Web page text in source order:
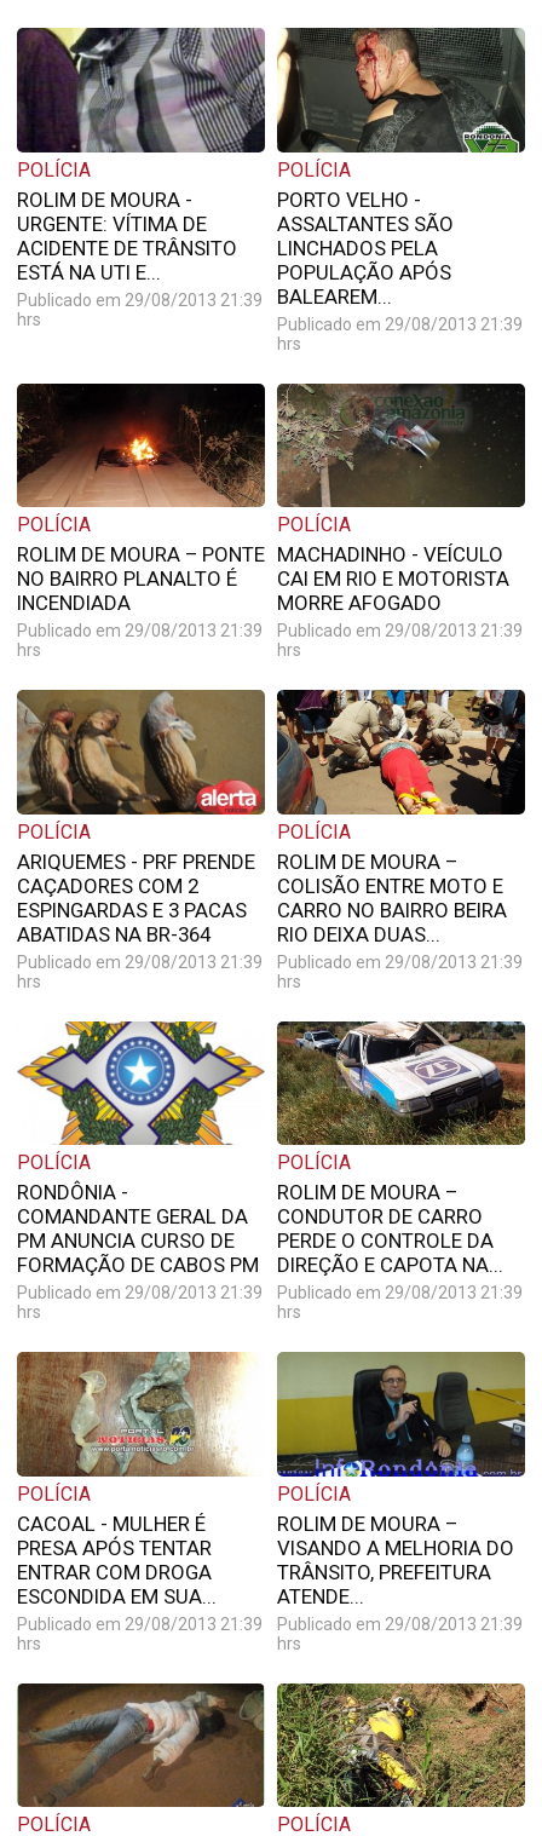
POLÍCIA
ROLIM DE MOURA -
URGENTE: VÍTIMA DE
ACIDENTE DE TRÂNSITO
ESTÁ NA UTI E...
Publicado em 29/08/2013 21:39
hrs
POLÍCIA
PORTO VELHO -
ASSALTANTES SÃO
LINCHADOS PELA
POPULAÇÃO APÓS
BALEAREM...
Publicado em 29/08/2013 21:39
hrs
POLÍCIA
ROLIM DE MOURA – PONTE
NO BAIRRO PLANALTO É
INCENDIADA
Publicado em 29/08/2013 21:39
hrs
POLÍCIA
MACHADINHO - VEÍCULO
CAI EM RIO E MOTORISTA
MORRE AFOGADO
Publicado em 29/08/2013 21:39
hrs
POLÍCIA
ARIQUEMES - PRF PRENDE
CAÇADORES COM 2
ESPINGARDAS E 3 PACAS
ABATIDAS NA BR-364
Publicado em 29/08/2013 21:39
hrs
POLÍCIA
ROLIM DE MOURA –
COLISÃO ENTRE MOTO E
CARRO NO BAIRRO BEIRA
RIO DEIXA DUAS...
Publicado em 29/08/2013 21:39
hrs
POLÍCIA
RONDÔNIA -
COMANDANTE GERAL DA
PM ANUNCIA CURSO DE
FORMAÇÃO DE CABOS PM
Publicado em 29/08/2013 21:39
hrs
POLÍCIA
ROLIM DE MOURA –
CONDUTOR DE CARRO
PERDE O CONTROLE DA
DIREÇÃO E CAPOTA NA...
Publicado em 29/08/2013 21:39
hrs
POLÍCIA
CACOAL - MULHER É
PRESA APÓS TENTAR
ENTRAR COM DROGA
ESCONDIDA EM SUA...
Publicado em 29/08/2013 21:39
hrs
POLÍCIA
ROLIM DE MOURA –
VISANDO A MELHORIA DO
TRÂNSITO, PREFEITURA
ATENDE...
Publicado em 29/08/2013 21:39
hrs
POLÍCIA POLÍCIA